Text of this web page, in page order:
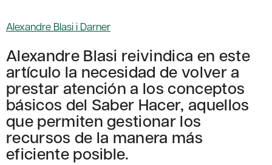
Alexandre Blasi i Darner
Alexandre Blasi reivindica en este
artículo la necesidad de volver a
prestar atención a los conceptos
básicos del Saber Hacer, aquellos
que permiten gestionar los
recursos de la manera más
eficiente posible.